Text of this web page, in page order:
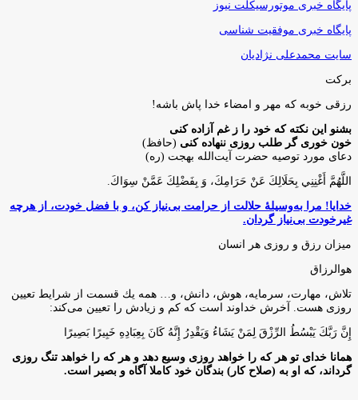
پایگاه خبری موتورسیکلت نیوز
پایگاه خبری موفقیت شناسی
سایت محمدعلی نژادیان
برکت
رزقی خوبه كه مهر و امضاء خدا پاش باشه!
بشنو این نکته که خود را ز غم آزاده کنی
خون خوری گر طلب روزی ننهاده کنی (حافظ)
دعای مورد توصیه حضرت آیت‌الله بهجت (ره)
اللَّهُمَّ أَغْنِنِي بِحَلَالِكَ عَنْ حَرَامِكَ، وَ بِفَضْلِكَ عَمَّنْ سِوَاكَ‏.
خدایا! مرا به‌وسیلۀ حلالت از حرامت بی‌نیاز کن، و با فضل خودت، از هرچه
غیرخودت بی‌نیاز گردان.
میزان رزق و روزی هر انسان
هوالرزاق
تلاش، مهارت، سرمايه، هوش، دانش، و… همه يك قسمت از شرايط تعيين
روزى هست. آخرش خداوند است كه كم و زيادش را تعيين مى‌كند:
إِنَّ رَبَّكَ يَبْسُطُ الرِّزْقَ لِمَنْ يَشَاءُ وَيَقْدِرُ إِنَّهُ كَانَ بِعِبَادِهِ خَبِيرًا بَصِيرًا
همانا خدای تو هر که را خواهد روزی وسیع دهد و هر که را خواهد تنگ روزی
گرداند، که او به (صلاح کار) بندگان خود کاملا آگاه و بصیر است.